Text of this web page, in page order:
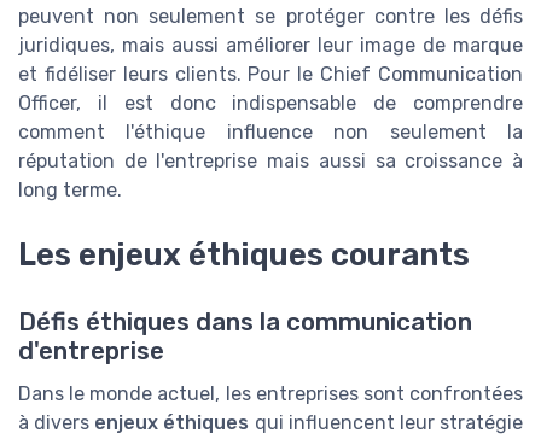
peuvent non seulement se protéger contre les défis
juridiques, mais aussi améliorer leur image de marque
et fidéliser leurs clients. Pour le Chief Communication
Officer, il est donc indispensable de comprendre
comment l'éthique influence non seulement la
réputation de l'entreprise mais aussi sa croissance à
long terme.
Les enjeux éthiques courants
Défis éthiques dans la communication
d'entreprise
Dans le monde actuel, les entreprises sont confrontées
à divers enjeux éthiques qui influencent leur stratégie